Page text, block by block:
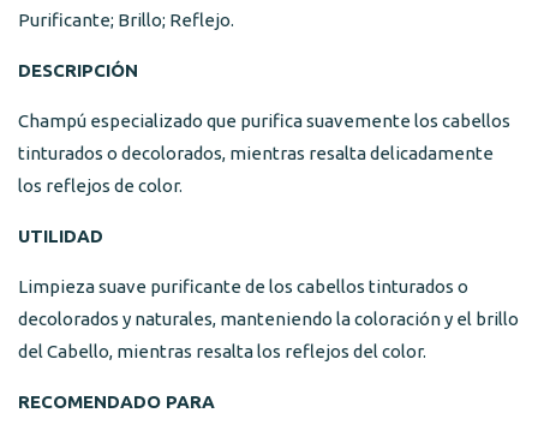
Purificante; Brillo; Reflejo.
DESCRIPCIÓN
Champú especializado que purifica suavemente los cabellos
tinturados o decolorados, mientras resalta delicadamente
los reflejos de color.
UTILIDAD
Limpieza suave purificante de los cabellos tinturados o
decolorados y naturales, manteniendo la coloración y el brillo
del Cabello, mientras resalta los reflejos del color.
RECOMENDADO PARA